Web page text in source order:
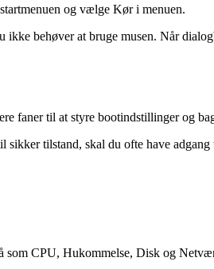
og vælge Kør i menuen.
behøver at bruge musen. Når
faner til at styre bootindstillinger og
tilstand, skal du ofte have
CPU, Hukommelse, Disk og